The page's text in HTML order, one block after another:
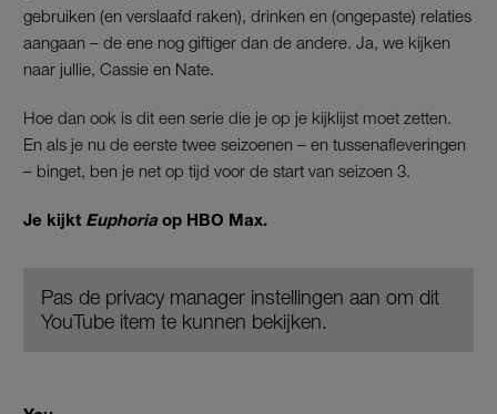
gebruiken (en verslaafd raken), drinken en (ongepaste) relaties
aangaan – de ene nog giftiger dan de andere. Ja, we kijken
naar jullie, Cassie en Nate.
Hoe dan ook is dit een serie die je op je kijklijst moet zetten.
En als je nu de eerste twee seizoenen – en tussenafleveringen
– binget, ben je net op tijd voor de start van seizoen 3.
Je kijkt Euphoriaop HBO Max.
Pas de privacy manager instellingen aan om dit
YouTube item te kunnen bekijken.